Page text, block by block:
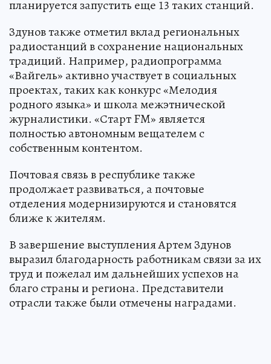
планируется запустить еще 13 таких станций.
Здунов также отметил вклад региональных
радиостанций в сохранение национальных
традиций. Например, радиопрограмма
«Вайгель» активно участвует в социальных
проектах, таких как конкурс «Мелодия
родного языка» и школа межэтнической
журналистики. «Старт FM» является
полностью автономным вещателем с
собственным контентом.
Почтовая связь в республике также
продолжает развиваться, а почтовые
отделения модернизируются и становятся
ближе к жителям.
В завершение выступления Артем Здунов
выразил благодарность работникам связи за их
труд и пожелал им дальнейших успехов на
благо страны и региона. Представители
отрасли также были отмечены наградами.